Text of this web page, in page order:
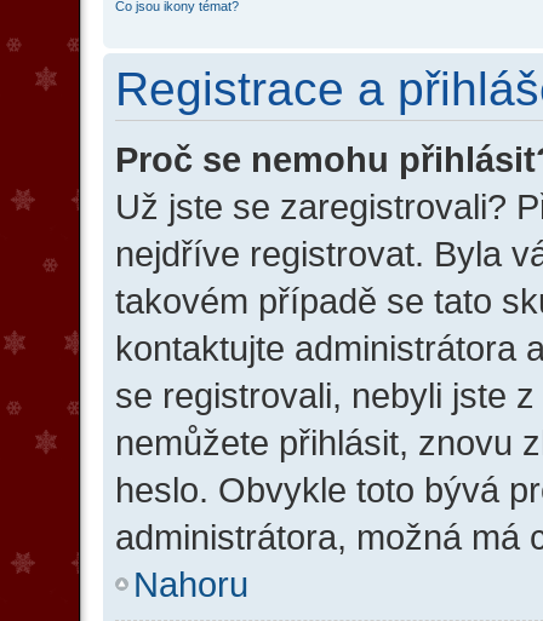
Co jsou ikony témat?
Registrace a
Proč se nemohu
Už jste se zaregistrovali?
nejdříve registrovat. Byla
takovém případě se tato
kontaktujte administrátora
se registrovali, nebyli jste
nemůžete přihlásit, znovu
heslo. Obvykle toto bývá
administrátora, možná má
Nahoru